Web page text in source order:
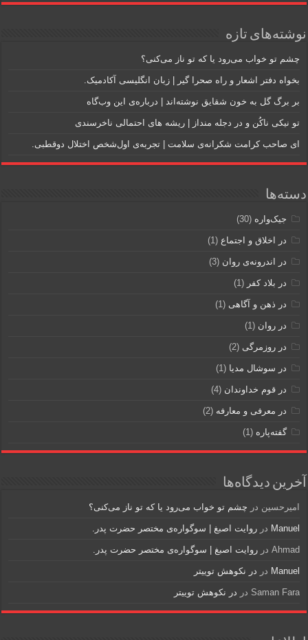
نوشته‌های تازه
چشم تو خواب می‌رود یا که تو ناز می‌کنی؟
بخواه دفتر اشعار و راه صحرا گیر | زبان انگلیسی آکادمیک.
بر برگ گل به خون شقایق نوشته‌اند | درباره‌ی این وب‌گاه
تو نیکی ناکُن و در دجله منداز | ریشه های احتمالی ناخرسندی
ای صاحب کرامت شکرانه‌ی سلامت | تجربه‌ی اول‌شخص اختلال دوقطبی.
دسته‌ها
جیک‌واره (30)
در اخلاق و اجتماع (1)
در اندرونه‎‌ی روان (3)
در بلاد کفر (1)
در ذهن و آگاهی (1)
در روان (1)
در روزمرگی (2)
در سوشال مدیا (1)
در قوم خداوندان (4)
در معرفی و معارفه (2)
گفته‌پاره (1)
آخرین دیدگاه‌ها
امیرحسین در چشم تو خواب می‌رود یا که تو ناز می‌کنی؟
Manuel درروایت اصبغ | سوگواره‌ی مختصر حضرت پدر.
Ahmad درروایت اصبغ | سوگواره‌ی مختصر حضرت پدر.
Manuel در در نکوهش توییتر
Saman Fara در در نکوهش توییتر